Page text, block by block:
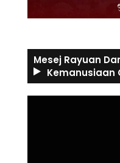
Mesej Rayuan
Kemanusiaan